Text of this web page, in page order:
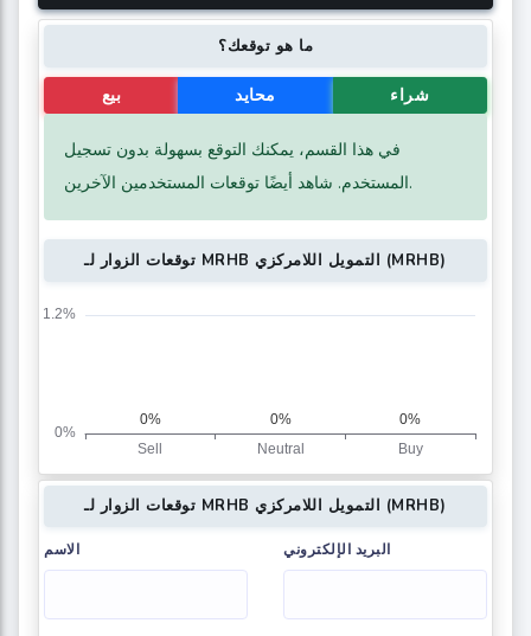
ما هو توقعك؟
بيع محايد شراء
في هذا القسم، يمكنك التوقع بسهولة بدون تسجيل
المستخدم. شاهد أيضًا توقعات المستخدمين الآخرين.
توقعات الزوار لـ MRHB التمويل اللامركزي (MRHB)
توقعات الزوار لـ MRHB التمويل اللامركزي (MRHB)
الاسم البريد الإلكتروني